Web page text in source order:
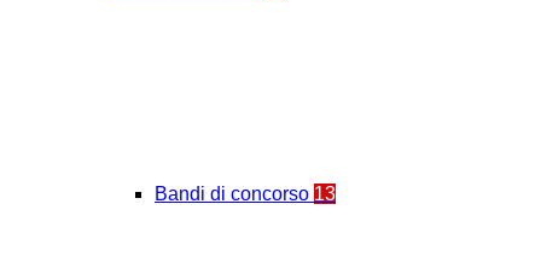
Bandi di concorso 13